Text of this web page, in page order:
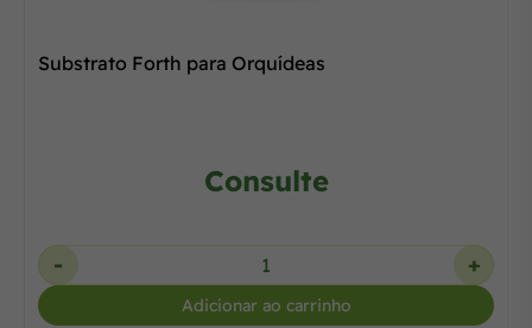
Substrato Forth para Orquídeas
Consulte
- +
Adicionar ao carrinho